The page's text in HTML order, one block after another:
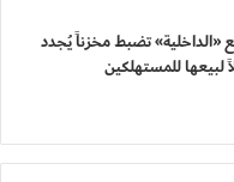
«الداخلية» تضبط مخزناً يُجدد